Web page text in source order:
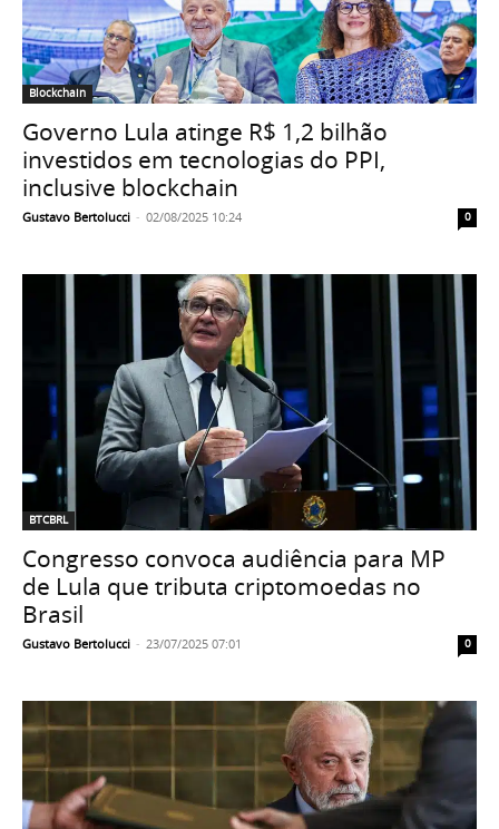
Blockchain
Governo Lula atinge R$ 1,2 bilhão
investidos em tecnologias do PPI,
inclusive blockchain
Gustavo Bertolucci - 02/08/2025 10:24 0
BTCBRL
Congresso convoca audiência para MP
de Lula que tributa criptomoedas no
Brasil
Gustavo Bertolucci - 23/07/2025 07:01 0